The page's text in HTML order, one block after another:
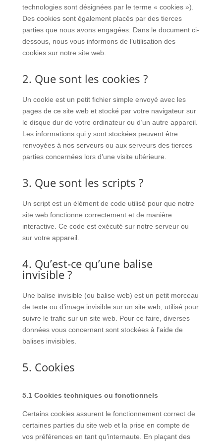
technologies sont désignées par le terme « cookies »).
Des cookies sont également placés par des tierces
parties que nous avons engagées. Dans le document ci-
dessous, nous vous informons de l’utilisation des
cookies sur notre site web.
2. Que sont les cookies ?
Un cookie est un petit fichier simple envoyé avec les
pages de ce site web et stocké par votre navigateur sur
le disque dur de votre ordinateur ou d’un autre appareil.
Les informations qui y sont stockées peuvent être
renvoyées à nos serveurs ou aux serveurs des tierces
parties concernées lors d’une visite ultérieure.
3. Que sont les scripts ?
Un script est un élément de code utilisé pour que notre
site web fonctionne correctement et de manière
interactive. Ce code est exécuté sur notre serveur ou
sur votre appareil.
4. Qu’est-ce qu’une balise
invisible ?
Une balise invisible (ou balise web) est un petit morceau
de texte ou d’image invisible sur un site web, utilisé pour
suivre le trafic sur un site web. Pour ce faire, diverses
données vous concernant sont stockées à l’aide de
balises invisibles.
5. Cookies
5.1 Cookies techniques ou fonctionnels
Certains cookies assurent le fonctionnement correct de
certaines parties du site web et la prise en compte de
vos préférences en tant qu’internaute. En plaçant des